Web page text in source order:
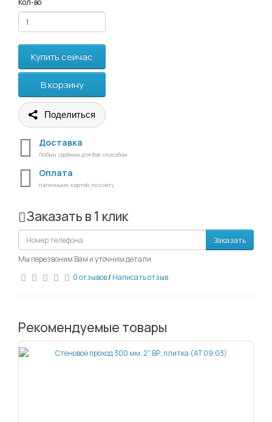
Кол-во
Купить сейчас
В корзину
Поделиться
Доставка
Любым удобным для Вас способом
Оплата
Наличными, картой, по счету
Заказать в 1 клик
Заказать
Мы перезвоним Вам и уточним детали
0 отзывов/ Написать отзыв
Рекомендуемые товары